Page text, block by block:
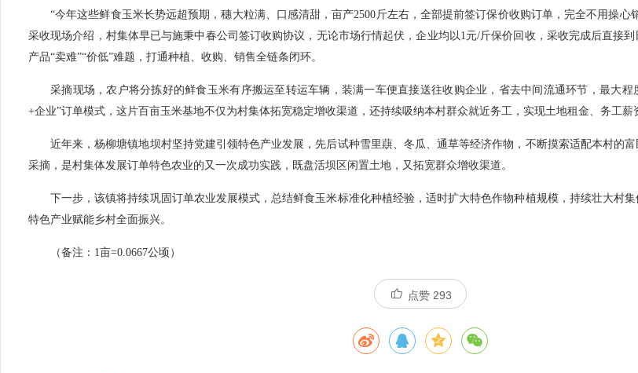
“今年这些鲜食玉米长势远超预期，穗大粒满、口感清甜，亩产2500斤左右，全部提前签订保价收购订单，完全不用操心
采收现场介绍，村集体早已与施秉中春公司签订收购协议，无论市场行情起伏，企业均以1元/斤保价回收，采收完成后直接
产品“卖难”“价低”难题，打通种植、收购、销售全链条闭环。
采摘现场，农户将分拣好的鲜食玉米有序搬运至转运车辆，装满一车便直接送往收购企业，省去中间流通环节，最大程
+企业”订单模式，这片百亩玉米基地不仅为村集体拓宽稳定增收渠道，还持续吸纳本村群众就近务工，实现土地租金、务工薪
近年来，杨柳塘镇地坝村坚持党建引领特色产业发展，先后试种雪里蕻、冬瓜、通草等经济作物，不断摸索适配本村的
采摘，是村集体发展订单特色农业的又一次成功实践，既盘活坝区闲置土地，又拓宽群众增收渠道。
下一步，该镇将持续巩固订单农业发展模式，总结鲜食玉米标准化种植经验，适时扩大特色作物种植规模，持续壮大村
特色产业赋能乡村全面振兴。
（备注：1亩=0.0667公顷）
点赞 293